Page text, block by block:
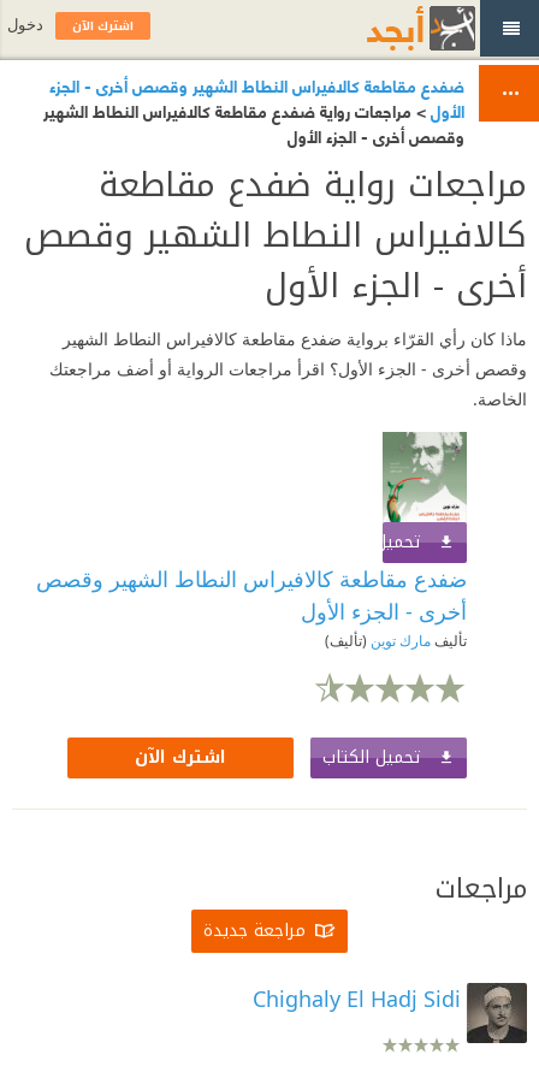
ضفدع مقاطعة كالافيراس النطاط الشهير وقصص أخرى - الجزء
الأول> مراجعات رواية ضفدع مقاطعة كالافيراس النطاط الشهير
وقصص أخرى - الجزء الأول
مراجعات رواية ضفدع مقاطعة
كالافيراس النطاط الشهير وقصص
أخرى - الجزء الأول
ماذا كان رأي القرّاء برواية ضفدع مقاطعة كالافيراس النطاط الشهير
وقصص أخرى - الجزء الأول؟ اقرأ مراجعات الرواية أو أضف مراجعتك
الخاصة.
تحميل الكتاب
ضفدع مقاطعة كالافيراس النطاط الشهير وقصص
أخرى - الجزء الأول
تأليفمارك توين (تأليف)
تحميل الكتاب اشترك الآن
مراجعات
مراجعة جديدة
Chighaly El Hadj Sidi
اشترك الآن دخول